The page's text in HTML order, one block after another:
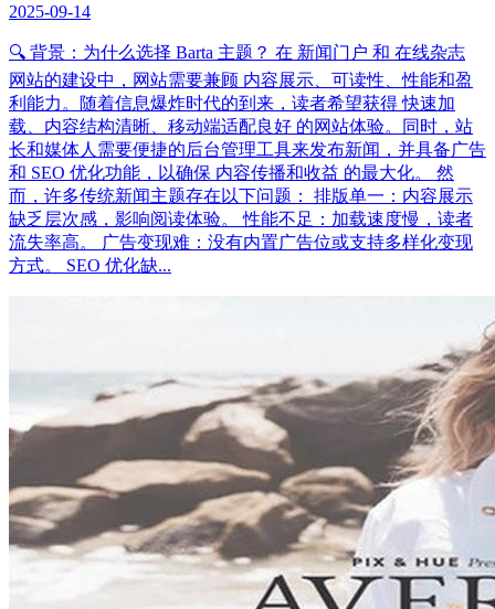
2025-09-14
🔍 背景：为什么选择 Barta 主题？ 在 新闻门户 和 在线杂志
网站的建设中，网站需要兼顾 内容展示、可读性、性能和盈
利能力。随着信息爆炸时代的到来，读者希望获得 快速加
载、内容结构清晰、移动端适配良好 的网站体验。同时，站
长和媒体人需要便捷的后台管理工具来发布新闻，并具备广告
和 SEO 优化功能，以确保 内容传播和收益 的最大化。 然
而，许多传统新闻主题存在以下问题： 排版单一：内容展示
缺乏层次感，影响阅读体验。 性能不足：加载速度慢，读者
流失率高。 广告变现难：没有内置广告位或支持多样化变现
方式。 SEO 优化缺...